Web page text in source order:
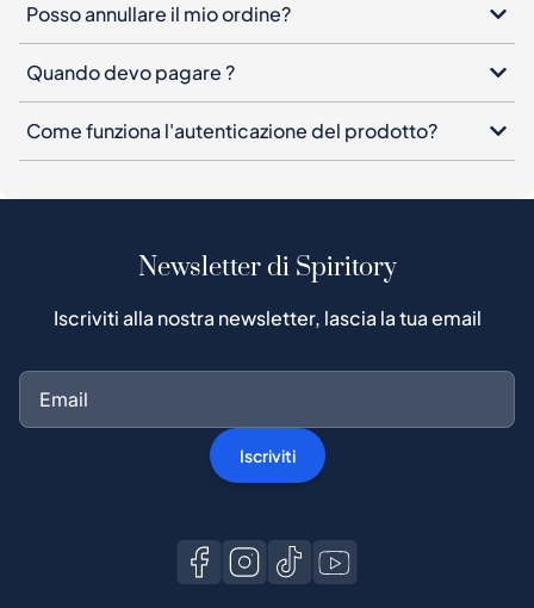
Posso annullare il mio ordine?
Quando devo pagare ?
Come funziona l'autenticazione del prodotto?
Newsletter di Spiritory
Iscriviti alla nostra newsletter, lascia la tua email
Iscriviti